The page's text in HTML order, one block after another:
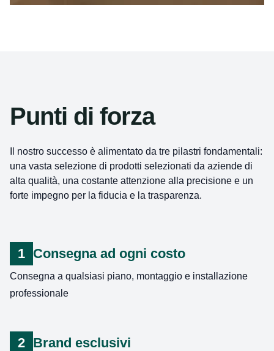
Punti di forza
Il nostro successo è alimentato da tre pilastri fondamentali:
una vasta selezione di prodotti selezionati da aziende di
alta qualità, una costante attenzione alla precisione e un
forte impegno per la fiducia e la trasparenza.
1 Consegna ad ogni costo
Consegna a qualsiasi piano, montaggio e installazione
professionale
2 Brand esclusivi